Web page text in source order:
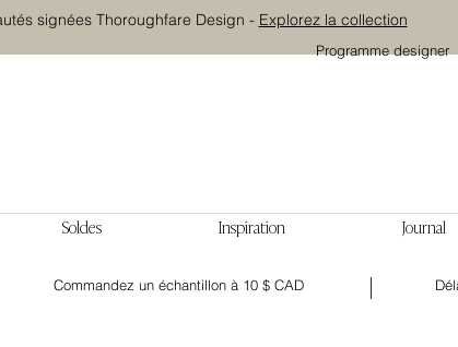
signées Thoroughfare Design - Explorez la collection
Programme designer
Soldes Inspiration Journal
Commandez un échantillon à 10 $ CAD